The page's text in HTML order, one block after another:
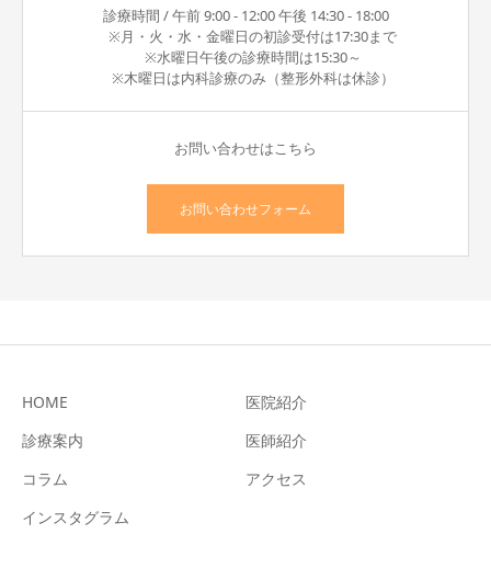
診療時間 / 午前 9:00 - 12:00 午後 14:30 - 18:00
※月・火・水・金曜日の初診受付は17:30まで
※水曜日午後の診療時間は15:30～
※木曜日は内科診療のみ（整形外科は休診）
お問い合わせはこちら
お問い合わせフォーム
HOME
医院紹介
診療案内
医師紹介
コラム
アクセス
インスタグラム